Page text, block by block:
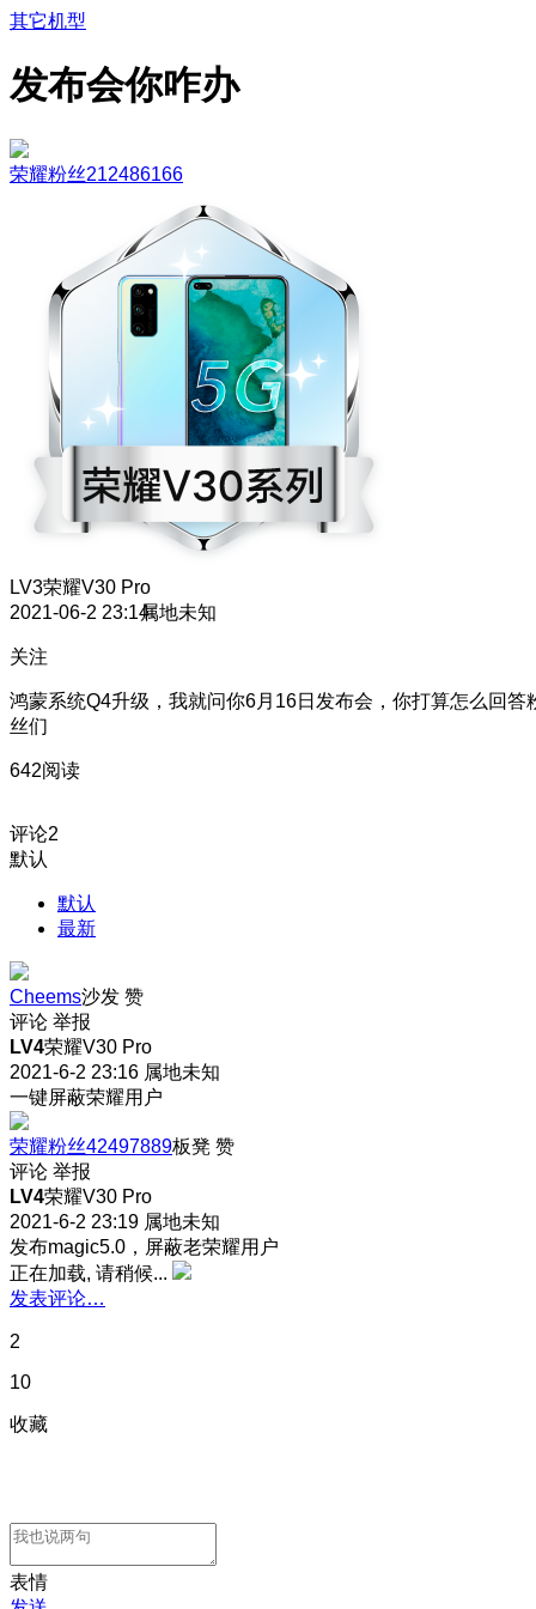
其它机型
发布会你咋办
荣耀粉丝212486166
LV3荣耀V30 Pro
2021-06-2 23:14属地未知
关注
鸿蒙系统Q4升级，我就问你6月16日发布会，你打算怎么回答
丝们
642阅读
评论2
默认
默认
最新
Cheems沙发 赞
评论 举报
LV4荣耀V30 Pro
2021-6-2 23:16 属地未知
一键屏蔽荣耀用户
荣耀粉丝42497889板凳 赞
评论 举报
LV4荣耀V30 Pro
2021-6-2 23:19 属地未知
发布magic5.0，屏蔽老荣耀用户
正在加载, 请稍候...
发表评论…
2
10
收藏
表情